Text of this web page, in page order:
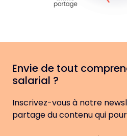
Envie de tout
salarial ?
Inscrivez-vous à notre
partage du contenu qui